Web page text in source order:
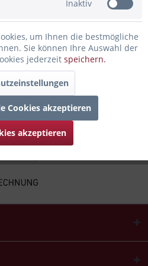
und diskutieren...
mehr
sind verfübar......mehr
Inaktiv
um Ihnen die bestmögliche
Sie können Ihre Auswahl der
jederzeit speichern.
Cookies akzeptieren
akzeptieren